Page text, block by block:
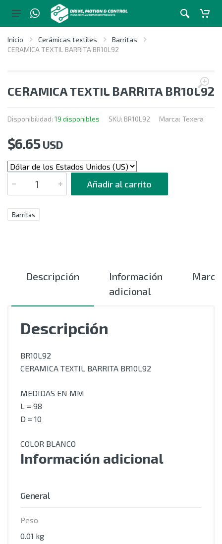
Inicio Cerámicas textiles
Barritas
CERAMICA TEXTIL BARRITA BR10L92
CERAMICA TEXTIL BARRITA BR10L92
Disponibilidad: 19 disponibles SKU: BR10L92 Marca: Texera
$6.65USD
CANTIDAD
Añadir al carrito
Barritas
Descripción
Información
adicional
Marca
Descripción
BR10L92
CERAMICA TEXTIL BARRITA BR10L92
MEDIDAS EN MM
L = 98
D = 10
COLOR BLANCO
Información adicional
General
Peso
0.01 kg